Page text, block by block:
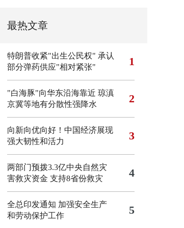
最热文章
特朗普收紧"出生公民权" 承认
部分弹药供应"相对紧张"
1
"白海豚"向华东沿海靠近 琼滇
京冀等地有分散性强降水
2
向新向优向好！中国经济展现
强大韧性和活力
3
两部门预拨3.3亿中央自然灾
害救灾资金 支持8省份救灾
4
全总印发通知 加强安全生产
和劳动保护工作
5